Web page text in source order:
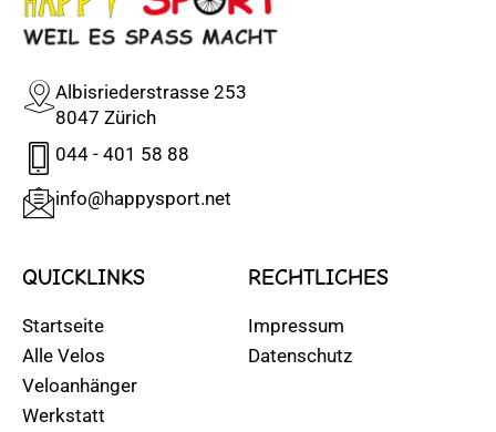
Albisriederstrasse 253
8047 Zürich
044 - 401 58 88
info@happysport.net
QUICKLINKS
Startseite
Alle Velos
Veloanhänger
Werkstatt
RECHTLICHES
Impressum
Datenschutz